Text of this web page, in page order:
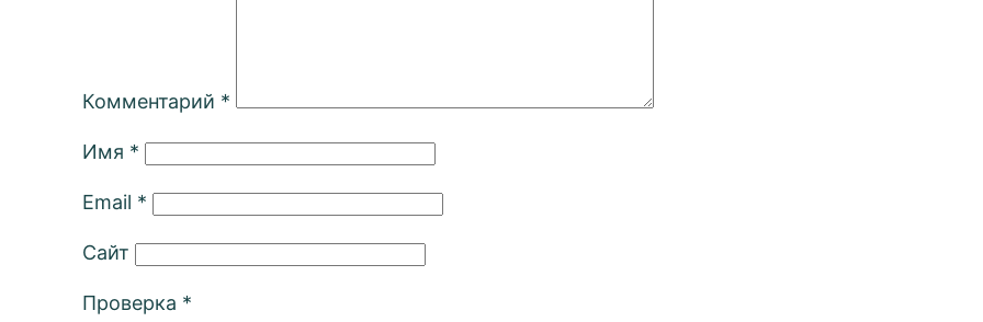
Комментарий *
Имя *
Email *
Сайт
Проверка *